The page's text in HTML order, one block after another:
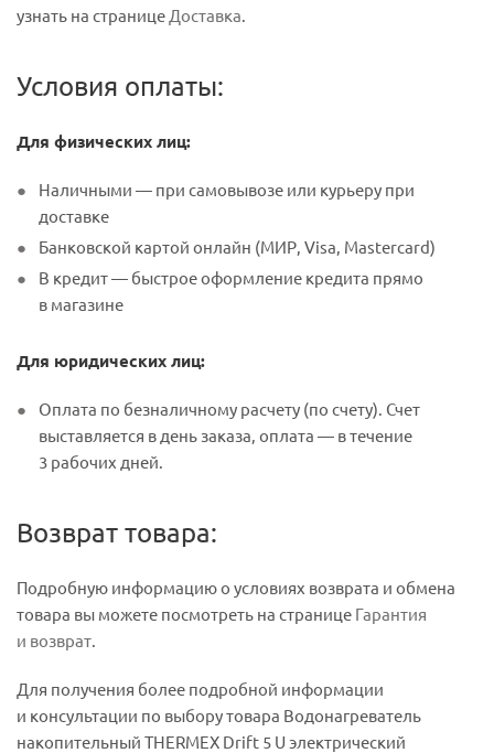
узнать на странице Доставка.
Условия оплаты:
Для физических лиц:
Наличными — при самовывозе или курьеру при
доставке
Банковской картой онлайн (МИР, Visa, Mastercard)
В кредит — быстрое оформление кредита прямо
в магазине
Для юридических лиц:
Оплата по безналичному расчету (по счету). Счет
выставляется в день заказа, оплата — в течение
3 рабочих дней.
Возврат товара:
Подробную информацию о условиях возврата и обмена
товара вы можете посмотреть на странице Гарантия
и возврат.
Для получения более подробной информации
и консультации по выбору товара Водонагреватель
накопительный THERMEX Drift 5 U электрический